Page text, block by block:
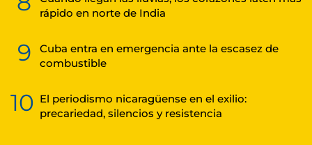
rápido en norte de India
9
Cuba entra en emergencia ante la escasez de
combustible
10 El periodismo nicaragüense en el exilio:
precariedad, silencios y resistencia